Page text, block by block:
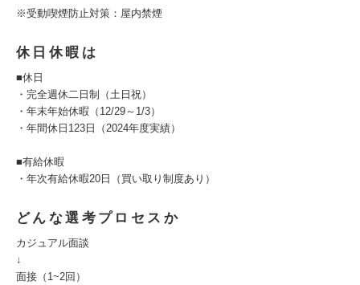
※受動喫煙防止対策：屋内禁煙
休日休暇は
■休日
・完全週休二日制（土日祝）
・年末年始休暇（12/29～1/3）
・年間休日123日（2024年度実績）
■有給休暇
・年次有給休暇20日（買い取り制度あり）
どんな選考プロセスか
カジュアル面談
↓
面接（1~2回）